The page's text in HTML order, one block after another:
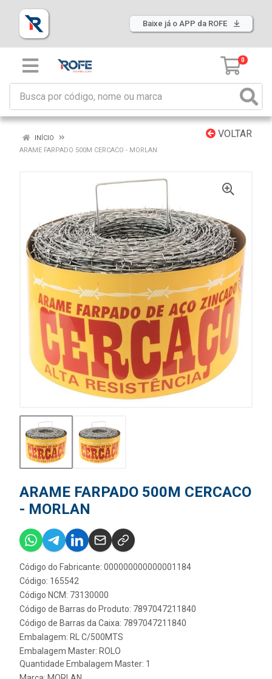
Baixe já o APP da ROFE
0
VOLTAR
INÍCIO
ARAME FARPADO 500M CERCACO - MORLAN
ARAME FARPADO 500M CERCACO
- MORLAN
Código do Fabricante: 000000000000001184
Código: 165542
Código NCM: 73130000
Código de Barras do Produto: 7897047211840
Código de Barras da Caixa: 7897047211840
Embalagem: RL C/500MTS
Embalagem Master: ROLO
Quantidade Embalagem Master: 1